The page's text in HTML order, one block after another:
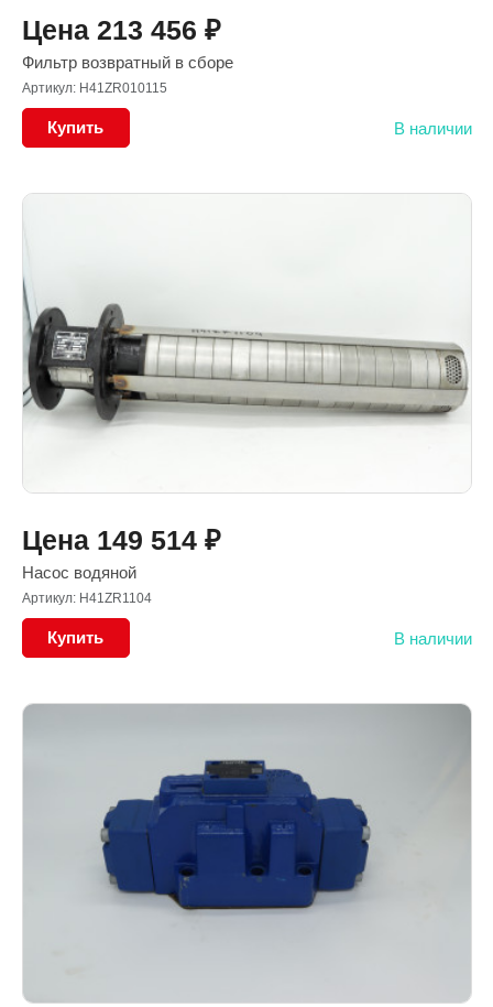
Цена 213 456 ₽
Фильтр возвратный в сборе
Артикул: H41ZR010115
Купить В наличии
Цена 149 514 ₽
Насос водяной
Артикул: H41ZR1104
Купить В наличии